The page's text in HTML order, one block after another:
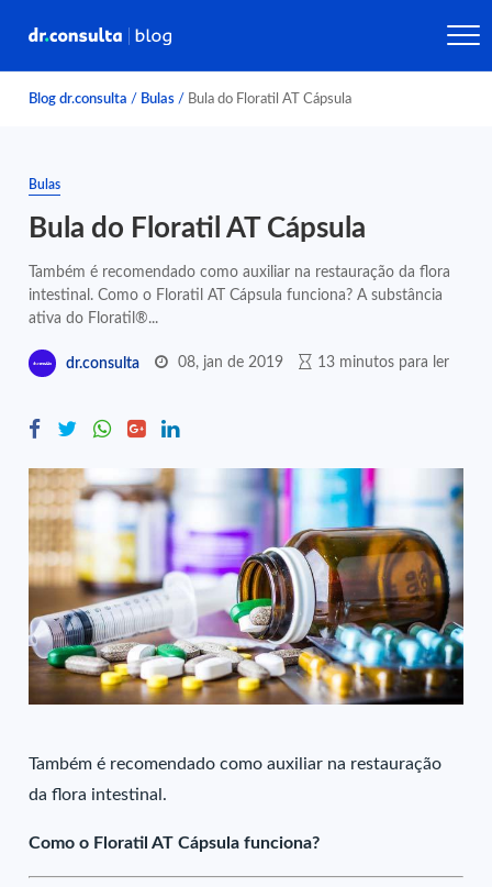
Blog dr.consulta / Bulas / Bula do Floratil AT Cápsula
Bulas
Bula do Floratil AT Cápsula
Também é recomendado como auxiliar na restauração da flora
intestinal. Como o Floratil AT Cápsula funciona? A substância
ativa do Floratil®...
dr.consulta 08, jan de 2019 13 minutos para ler
Também é recomendado como auxiliar na restauração
da flora intestinal.
Como o Floratil AT Cápsula funciona?